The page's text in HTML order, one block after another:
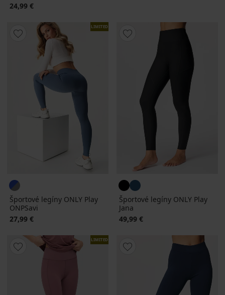
24,99 €
LIMITED
Športové legíny ONLY Play
ONPSavi
27,99 €
Športové legíny ONLY Play
Jana
49,99 €
LIMITED